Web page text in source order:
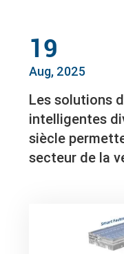
19
Aug, 2025
Les solutions
intelligentes
siècle
secteur de la